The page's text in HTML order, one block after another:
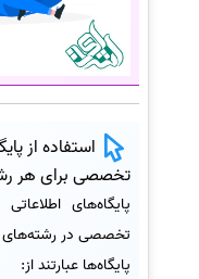
استفاده از
تخصصی برای هر
پایگاه‌های
تخصصی در رشته‌های
پایگاه‌ها عبارتند از: